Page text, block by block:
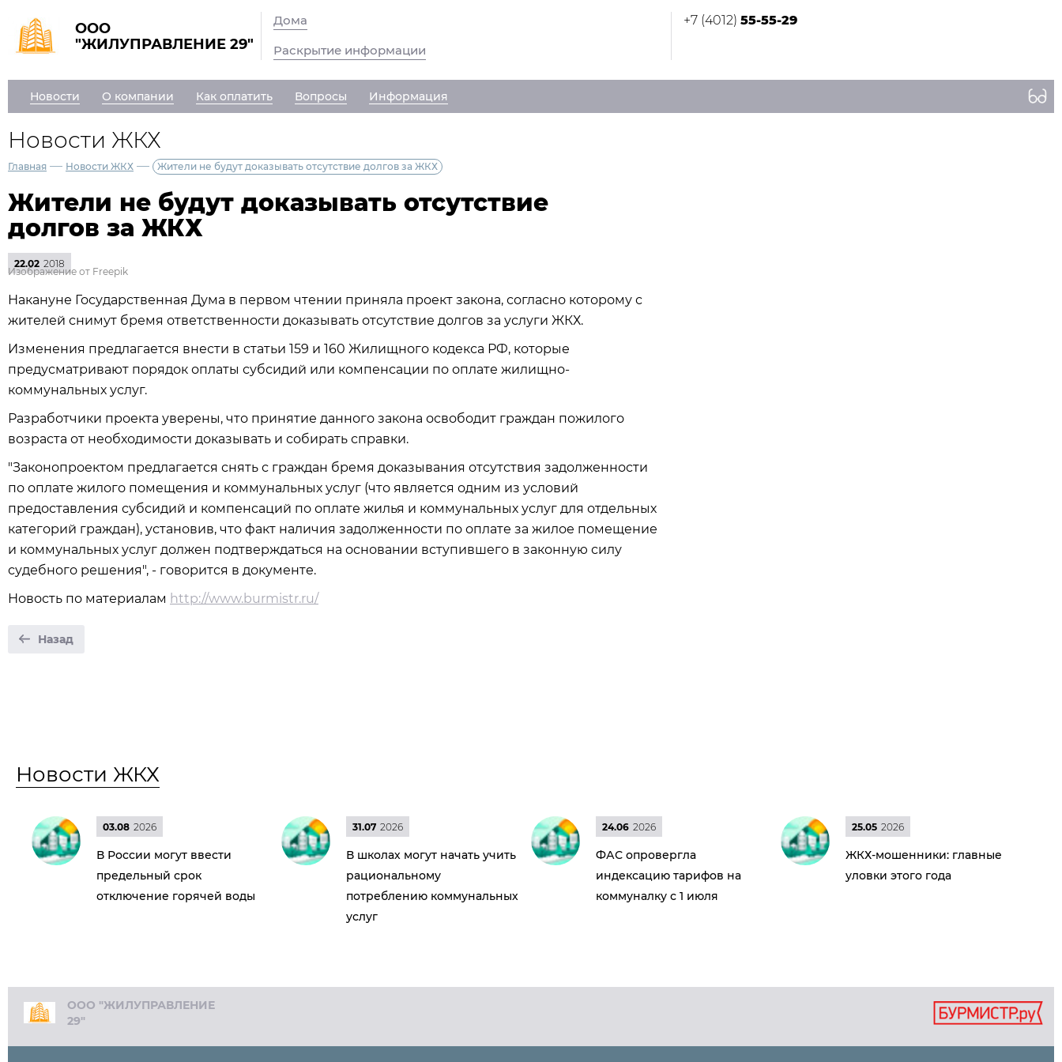
ООО
"ЖИЛУПРАВЛЕНИЕ 29"
Дома
Раскрытие информации
+7 (4012) 55-55-29
Новости О компании Как оплатить Вопросы Информация
Новости ЖКХ
Главная — Новости ЖКХ — Жители не будут доказывать отсутствие долгов за ЖКХ
Жители не будут доказывать отсутствие
долгов за ЖКХ
22.02 2018
Изображение от Freepik
Накануне Государственная Дума в первом чтении приняла проект закона, согласно которому с
жителей снимут бремя ответственности доказывать отсутствие долгов за услуги ЖКХ.
Изменения предлагается внести в статьи 159 и 160 Жилищного кодекса РФ, которые
предусматривают порядок оплаты субсидий или компенсации по оплате жилищно-
коммунальных услуг.
Разработчики проекта уверены, что принятие данного закона освободит граждан пожилого
возраста от необходимости доказывать и собирать справки.
"Законопроектом предлагается снять с граждан бремя доказывания отсутствия задолженности
по оплате жилого помещения и коммунальных услуг (что является одним из условий
предоставления субсидий и компенсаций по оплате жилья и коммунальных услуг для отдельных
категорий граждан), установив, что факт наличия задолженности по оплате за жилое помещение
и коммунальных услуг должен подтверждаться на основании вступившего в законную силу
судебного решения", - говорится в документе.
Новость по материалам http://www.burmistr.ru/
Назад
Новости ЖКХ
03.08 2026
В России могут ввести
предельный срок
отключение горячей воды
31.07 2026
В школах могут начать учить
рациональному
потреблению коммунальных
услуг
24.06 2026
ФАС опровергла
индексацию тарифов на
коммуналку с 1 июля
25.05 2026
ЖКХ-мошенники: главные
уловки этого года
ООО "ЖИЛУПРАВЛЕНИЕ
29"